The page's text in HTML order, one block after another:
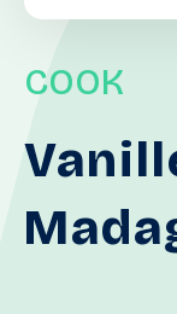
COOK